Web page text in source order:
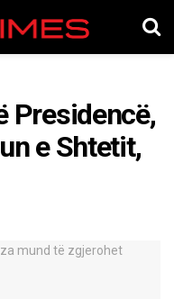
Presidencë,
e Shtetit,